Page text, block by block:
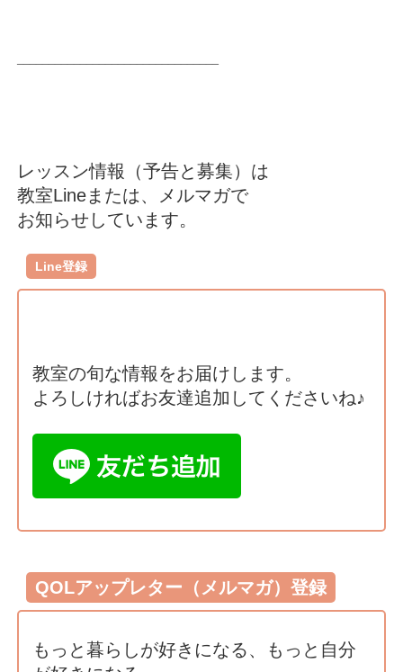
レッスン情報（予告と募集）は
教室Lineまたは、メルマガで
お知らせしています。
Line登録
教室の旬な情報をお届けします。
よろしければお友達追加してくださいね♪
QOLアップレター（メルマガ）登録
もっと暮らしが好きになる、もっと自分